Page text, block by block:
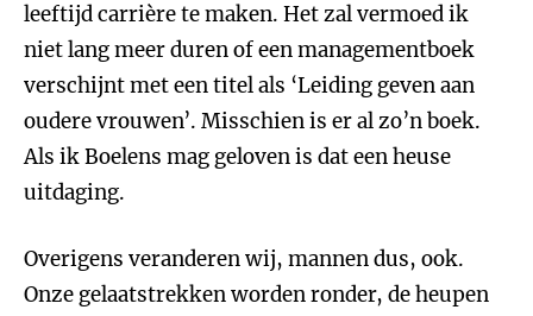
leeftijd carrière te maken. Het zal vermoed ik
niet lang meer duren of een managementboek
verschijnt met een titel als ‘Leiding geven aan
oudere vrouwen’. Misschien is er al zo’n boek.
Als ik Boelens mag geloven is dat een heuse
uitdaging.
Overigens veranderen wij, mannen dus, ook.
Onze gelaatstrekken worden ronder, de heupen